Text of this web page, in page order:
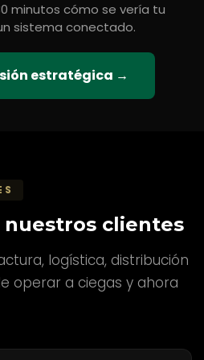
minutos cómo se vería tu
sistema conectado.
estratégica →
nuestros clientes
logística, distribución
operar a ciegas y ahora